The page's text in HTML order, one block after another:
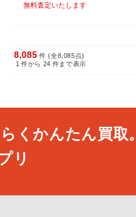
無料査定いたします
8,085 件 (全8,085点)
1 件から 24 件まで表示
くかんたん買取。
リ